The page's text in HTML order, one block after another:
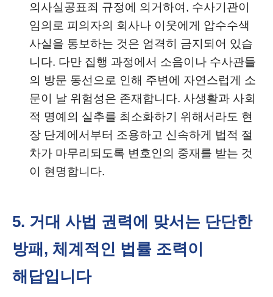
의사실공표죄 규정에 의거하여, 수사기관이
임의로 피의자의 회사나 이웃에게 압수수색
사실을 통보하는 것은 엄격히 금지되어 있습
니다. 다만 집행 과정에서 소음이나 수사관들
의 방문 동선으로 인해 주변에 자연스럽게 소
문이 날 위험성은 존재합니다. 사생활과 사회
적 명예의 실추를 최소화하기 위해서라도 현
장 단계에서부터 조용하고 신속하게 법적 절
차가 마무리되도록 변호인의 중재를 받는 것
이 현명합니다.
5. 거대 사법 권력에 맞서는 단단한
방패, 체계적인 법률 조력이
해답입니다